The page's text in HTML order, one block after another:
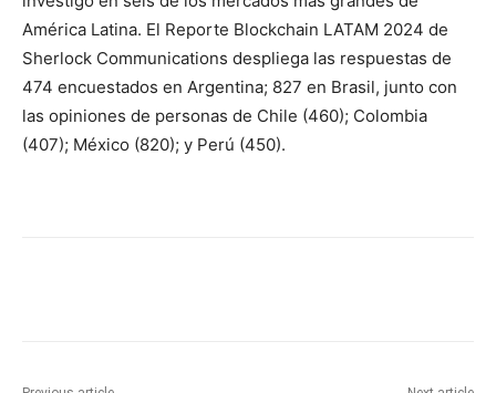
América Latina. El Reporte Blockchain LATAM 2024 de
Sherlock Communications despliega las respuestas de
474 encuestados en Argentina; 827 en Brasil, junto con
las opiniones de personas de Chile (460); Colombia
(407); México (820); y Perú (450).